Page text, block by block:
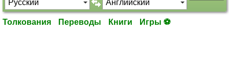
Толкования Переводы Книги Игры ⚽